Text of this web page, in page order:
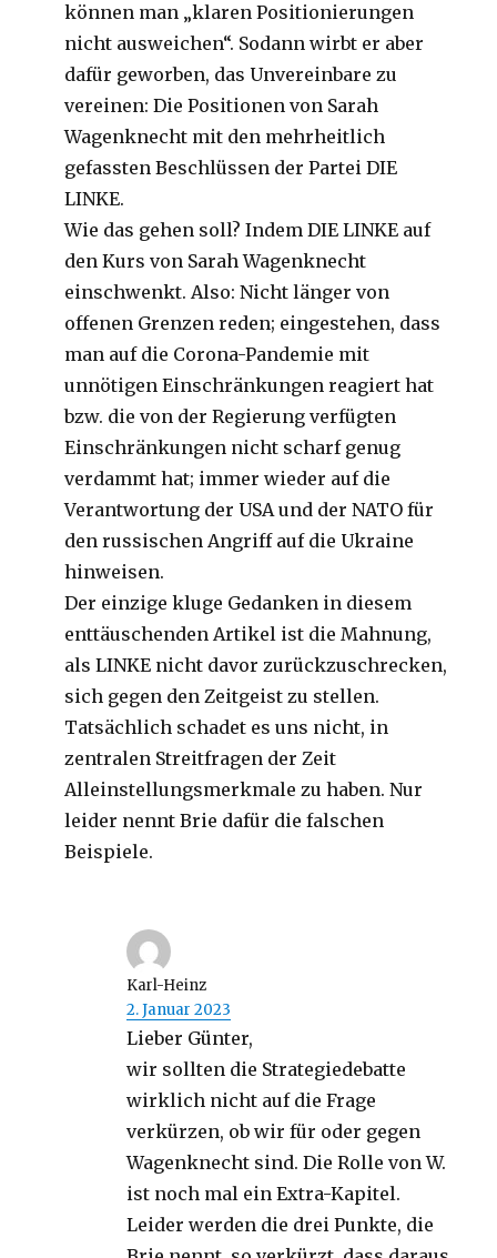
können man „klaren Positionierungen
nicht ausweichen“. Sodann wirbt er aber
dafür geworben, das Unvereinbare zu
vereinen: Die Positionen von Sarah
Wagenknecht mit den mehrheitlich
gefassten Beschlüssen der Partei DIE
LINKE.
Wie das gehen soll? Indem DIE LINKE auf
den Kurs von Sarah Wagenknecht
einschwenkt. Also: Nicht länger von
offenen Grenzen reden; eingestehen, dass
man auf die Corona-Pandemie mit
unnötigen Einschränkungen reagiert hat
bzw. die von der Regierung verfügten
Einschränkungen nicht scharf genug
verdammt hat; immer wieder auf die
Verantwortung der USA und der NATO für
den russischen Angriff auf die Ukraine
hinweisen.
Der einzige kluge Gedanken in diesem
enttäuschenden Artikel ist die Mahnung,
als LINKE nicht davor zurückzuschrecken,
sich gegen den Zeitgeist zu stellen.
Tatsächlich schadet es uns nicht, in
zentralen Streitfragen der Zeit
Alleinstellungsmerkmale zu haben. Nur
leider nennt Brie dafür die falschen
Beispiele.
Karl-Heinz
2. Januar 2023
Lieber Günter,
wir sollten die Strategiedebatte
wirklich nicht auf die Frage
verkürzen, ob wir für oder gegen
Wagenknecht sind. Die Rolle von W.
ist noch mal ein Extra-Kapitel.
Leider werden die drei Punkte, die